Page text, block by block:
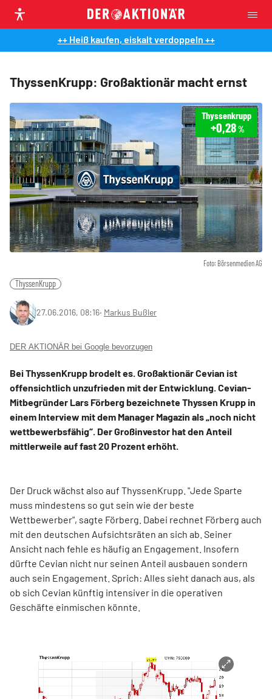
++ Heiß kaufen, eiskalt verdoppeln ++
ThyssenKrupp: Großaktionär macht ernst
Foto: Börsenmedien AG
Thyssenkrupp
+0,28%
ThyssenKrupp
27.06.2016, 08:16‧ Markus Bußler
DER AKTIONÄR bei Google bevorzugen
Bei ThyssenKrupp brodelt es. Großaktionär Cevian ist
offensichtlich unzufrieden mit der Entwicklung. Cevian-
Mitbegründer Lars Förberg bezeichnete Thyssen Krupp in
einem Interview mit dem Manager Magazin als „noch nicht
wettbewerbsfähig“. Der Großinvestor hat den Anteil
mittlerweile auf fast 20 Prozent erhöht.
Der Druck wächst also auf ThyssenKrupp. "Jede Sparte
muss mindestens so gut sein wie der beste
Wettbewerber", sagte Förberg. Dabei rechnet Förberg auch
mit den deutschen Aufsichtsräten an sich ab. Seiner
Ansicht nach fehle es häufig an Engagement. Insofern
dürfte Cevian nicht nur seinen Anteil ausbauen sondern
auch sein Engagement. Sprich: Alles sieht danach aus, als
ob sich Cevian künftig intensiver in die operativen
Geschäfte einmischen könnte.